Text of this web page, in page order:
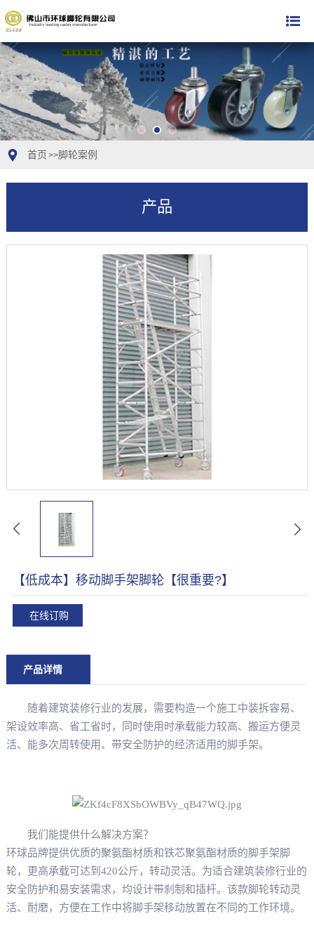
首页 >>脚轮案例
产品
【低成本】移动脚手架脚轮【很重要?】
在线订购
产品详情
随着建筑装修行业的发展，需要构造一个施工中装拆容易、
架设效率高、省工省时，同时使用时承载能力较高、搬运方便灵
活、能多次周转使用、带安全防护的经济适用的脚手架。
我们能提供什么解决方案？
环球品牌提供优质的聚氨酯材质和铁芯聚氨酯材质的脚手架脚
轮，更高承载可达到420公斤，转动灵活。为适合建筑装修行业的
安全防护和易安装需求，均设计带刹制和插杆。该款脚轮转动灵
活、耐磨，方便在工作中将脚手架移动放置在不同的工作环境。